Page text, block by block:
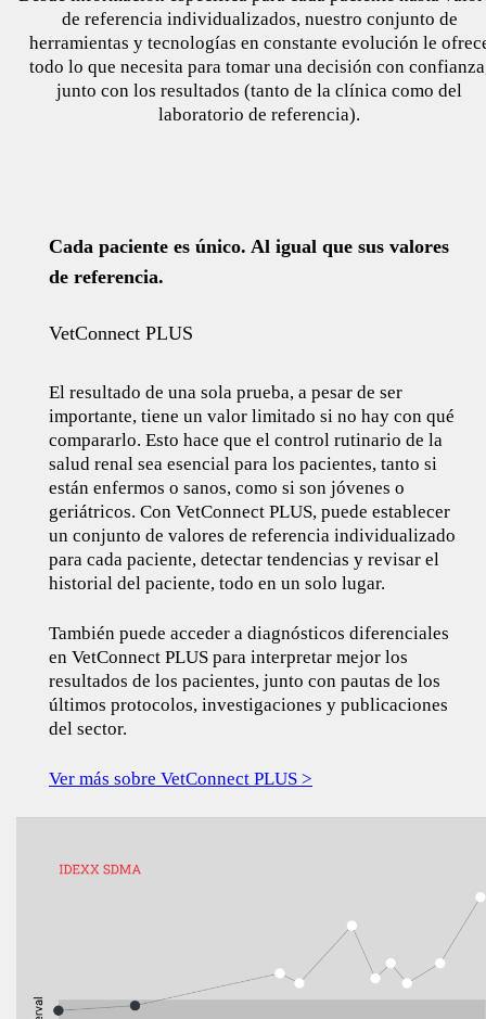
de referencia individualizados, nuestro conjunto de
herramientas y tecnologías en constante evolución le
todo lo que necesita para tomar una decisión con
junto con los resultados (tanto de la clínica como del
laboratorio de referencia).
Cada paciente es único. Al igual que sus valores
de referencia.
VetConnect PLUS
El resultado de una sola prueba, a pesar de ser
importante, tiene un valor limitado si no hay con qué
compararlo. Esto hace que el control rutinario de la
salud renal sea esencial para los pacientes, tanto si
están enfermos o sanos, como si son jóvenes o
geriátricos. Con VetConnect PLUS, puede establecer
un conjunto de valores de referencia individualizado
para cada paciente, detectar tendencias y revisar el
historial del paciente, todo en un solo lugar.
También puede acceder a diagnósticos diferenciales
en VetConnect PLUS para interpretar mejor los
resultados de los pacientes, junto con pautas de los
últimos protocolos, investigaciones y publicaciones
del sector.
Ver más sobre VetConnect PLUS >